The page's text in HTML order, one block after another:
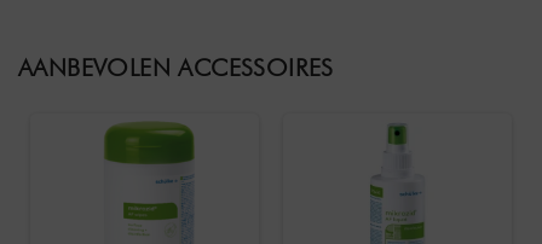
AANBEVOLEN ACCESSOIRES